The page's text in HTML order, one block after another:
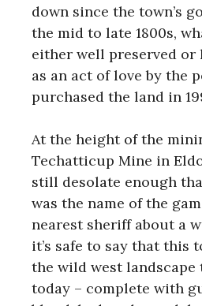
down since the town’s
the mid to late 1800s,
either well preserved or
as an act of love by the
purchased the land in
At the height of the
Techatticup Mine in
still desolate enough
was the name of the
nearest sheriff about a
it’s safe to say that this
the wild west
today – complete with